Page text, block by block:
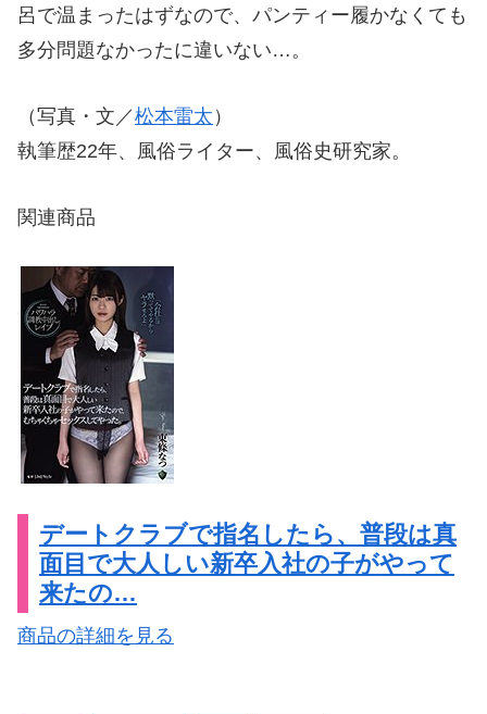
呂で温まったはずなので、パンティー履かなくても
多分問題なかったに違いない…。
（写真・文／松本雷太 ）
執筆歴22年、風俗ライター、風俗史研究家。
関連商品
デートクラブで指名したら、普段は真
面目で大人しい新卒入社の子がやって
来たの…
商品の詳細を見る